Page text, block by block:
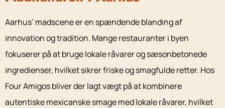
Aarhus’ madscene er en spændende blanding af
innovation og tradition. Mange restauranter i byen
fokuserer på at bruge lokale råvarer og sæsonbetonede
ingredienser, hvilket sikrer friske og smagfulde retter. Hos
Four Amigos bliver der lagt vægt på at kombinere
autentiske mexicanske smage med lokale råvarer, hvilket